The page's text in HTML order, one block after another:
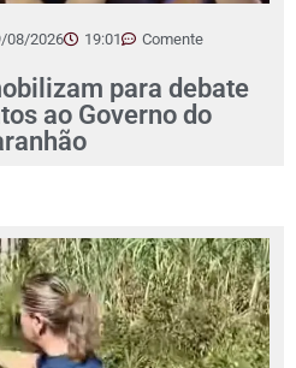
08/2026 19:01 Comente
para debate
ao Governo do